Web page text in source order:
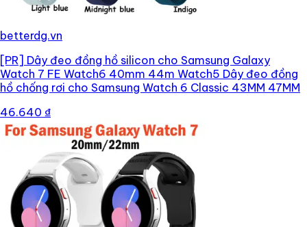
betterdg.vn
[PR] Dây đeo đồng hồ silicon cho Samsung Galaxy
Watch 7 FE Watch6 40mm 44m Watch5 Dây đeo đồng
hồ chống rơi cho Samsung Watch 6 Classic 43MM 47MM
46.640 ₫